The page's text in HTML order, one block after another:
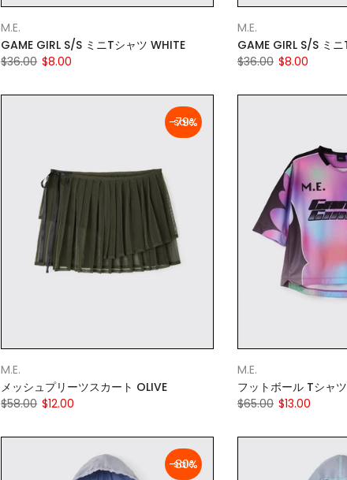
M.E.
GAME GIRL S/S ミニTシャツ WHITE
$36.00 $8.00
M.E.
GAME GIRL S/S ミ
$36.00 $8.00
-79%
M.E.
メッシュプリーツスカート OLIVE
$58.00 $12.00
M.E.
フットボール Tシャ
$65.00 $13.00
-80%